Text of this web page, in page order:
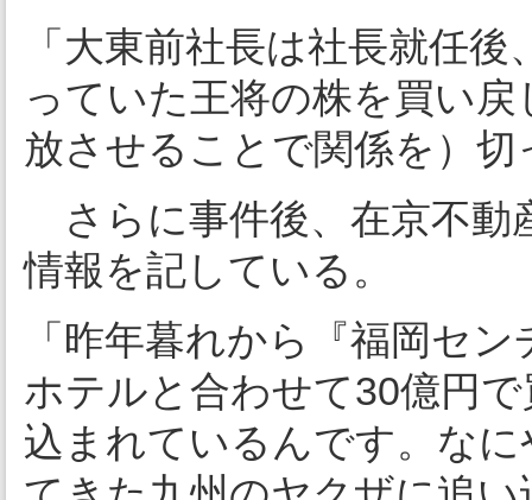
「大東前社長は社長就任
っていた王将の株を買い
放させることで関係を）
さらに事件後、在京不動
情報を記している。
「昨年暮れから『福岡セ
ホテルと合わせて30億円
込まれているんです。な